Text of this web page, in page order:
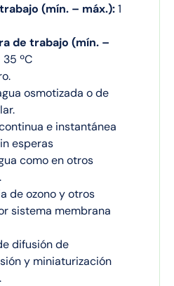
(mín. – máx.):1
de trabajo (mín. –
35 ºC
osmotizada o de
e instantánea
esperas
como en otros
de ozono y otros
sistema membrana
difusión de
y miniaturización